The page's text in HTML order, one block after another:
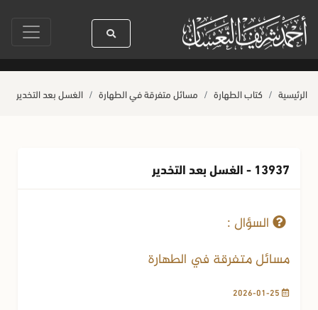
سيدنا رسول الله ﷺ كله رحمة صلاة آخر أربعاء من صفر حياة القلوب
الرئيسية كتاب الطهارة مسائل متفرقة في الطهارة الغسل بعد التخدير
13937 - الغسل بعد التخدير
السؤال :
مسائل متفرقة في الطهارة